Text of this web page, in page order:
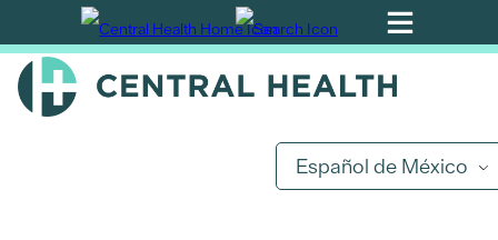
Ir
al
contenido
Español de México